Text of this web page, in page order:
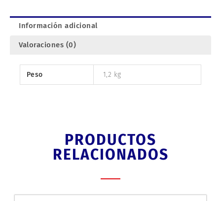
Información adicional
Valoraciones (0)
Peso 1,2 kg
PRODUCTOS
RELACIONADOS